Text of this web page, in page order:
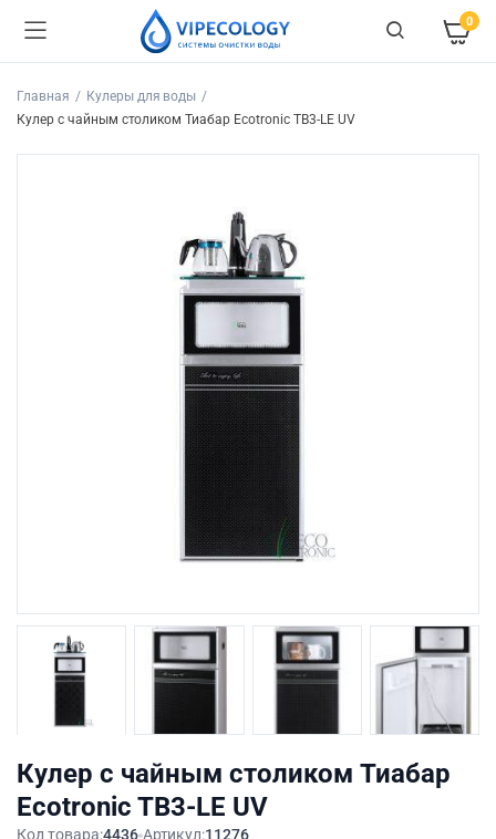
0
Главная
Кулеры для воды
Кулер с чайным столиком Тиабар Ecotronic TB3-LE UV
Кулер с чайным столиком Тиабар
Ecotronic TB3-LE UV
Код товара:4436 Артикул:11276